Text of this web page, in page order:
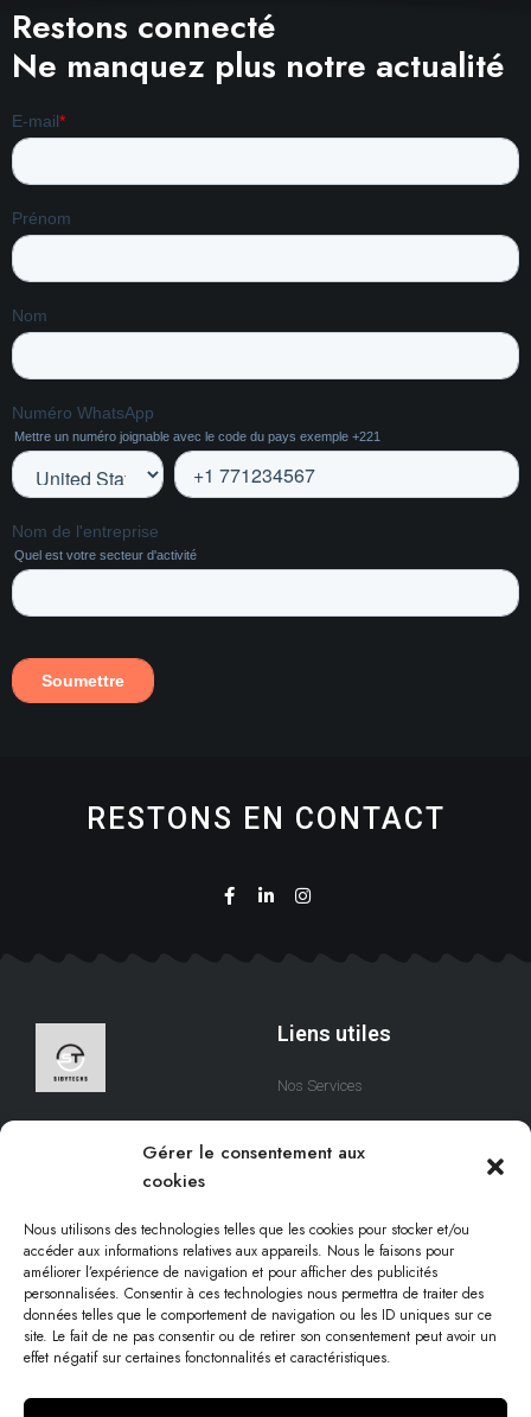
Gérer le consentement aux
cookies
Nous utilisons des technologies telles que les cookies pour stocker et/ou
accéder aux informations relatives aux appareils. Nous le faisons pour
améliorer l’expérience de navigation et pour afficher des publicités
personnalisées. Consentir à ces technologies nous permettra de traiter des
données telles que le comportement de navigation ou les ID uniques sur ce
site. Le fait de ne pas consentir ou de retirer son consentement peut avoir un
effet négatif sur certaines fonctonnalités et caractéristiques.
Restons connecté
Ne manquez plus notre actualité
RESTONS EN CONTACT
qui s’efforce de créer des
solutions digitales qui
Liens utiles
Nos Services
A Propos
Informations légales
Conditions d'utilisation